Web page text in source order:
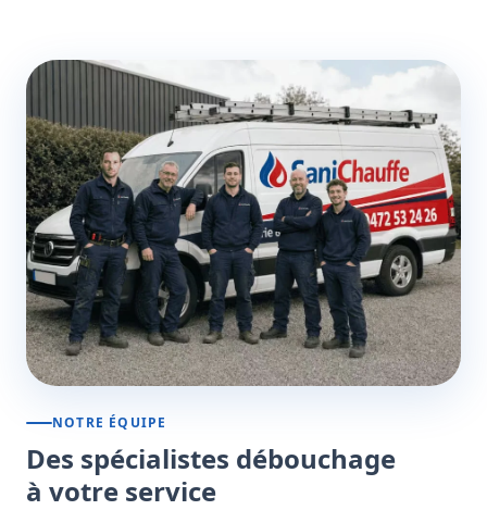
NOTRE ÉQUIPE
Des spécialistes débouchage
à votre service